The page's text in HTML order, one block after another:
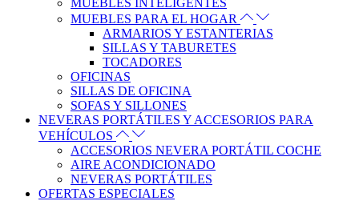
MUEBLES INTELIGENTES
MUEBLES PARA EL HOGAR
ARMARIOS Y ESTANTERIAS
SILLAS Y TABURETES
TOCADORES
OFICINAS
SILLAS DE OFICINA
SOFAS Y SILLONES
NEVERAS PORTÁTILES Y ACCESORIOS PARA
VEHÍCULOS
ACCESORIOS NEVERA PORTÁTIL COCHE
AIRE ACONDICIONADO
NEVERAS PORTÁTILES
OFERTAS ESPECIALES